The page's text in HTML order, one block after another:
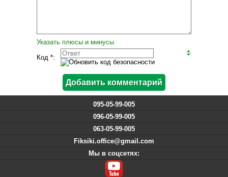
Указать плюсы и минусы
Код *:
095-05-99-005
096-05-99-005
063-05-99-005
Fiksiki.office@gmail.com
Мы в соцсетях: